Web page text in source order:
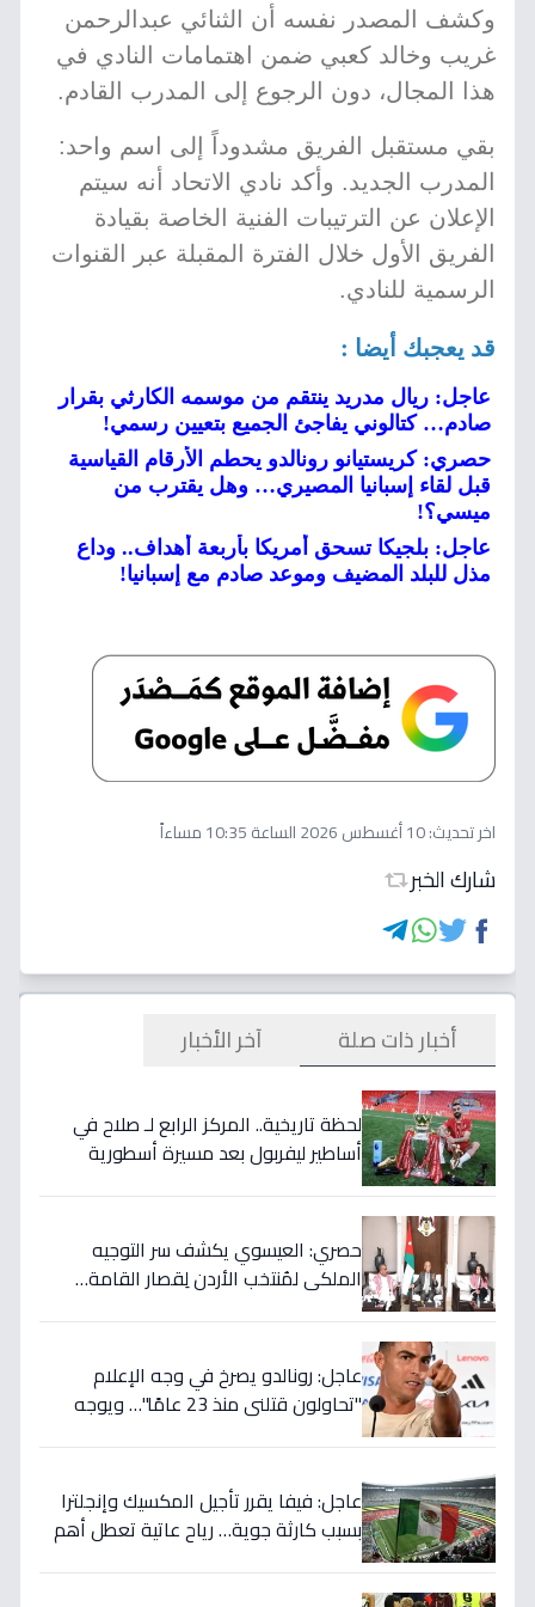
وكشف المصدر نفسه أن الثنائي عبدالرحمن
غريب وخالد كعبي ضمن اهتمامات النادي في
هذا المجال، دون الرجوع إلى المدرب القادم.
بقي مستقبل الفريق مشدوداً إلى اسم واحد:
المدرب الجديد. وأكد نادي الاتحاد أنه سيتم
الإعلان عن الترتيبات الفنية الخاصة بقيادة
الفريق الأول خلال الفترة المقبلة عبر القنوات
الرسمية للنادي.
قد يعجبك أيضا :
عاجل: ريال مدريد ينتقم من موسمه الكارثي بقرار
صادم… كتالوني يفاجئ الجميع بتعيين رسمي!
حصري: كريستيانو رونالدو يحطم الأرقام القياسية
قبل لقاء إسبانيا المصيري… وهل يقترب من
ميسي؟!
عاجل: بلجيكا تسحق أمريكا بأربعة أهداف.. وداع
مذل للبلد المضيف وموعد صادم مع إسبانيا!
اخر تحديث:10 أغسطس 2026 الساعة 10:35 مساءاً
شارك الخبر
أخبار ذات صلة آخر الأخبار
لحظة تاريخية.. المركز الرابع لـ صلاح في
أساطير ليفربول بعد مسيرة أسطورية
حصري: العيسوي يكشف سر التوجيه
الملكي لمُنتخب الأردن لِقصار القامة…
عاجل: رونالدو يصرخ في وجه الإعلام
"تحاولون قتلني منذ 23 عامًا"… ويوجه
عاجل: فيفا يقرر تأجيل المكسيك وإنجلترا
بسبب كارثة جوية… رياح عاتية تعطل أهم